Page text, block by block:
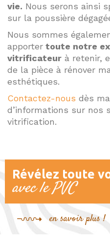
vie. Nous serons ainsi
sur la poussière
Nous sommes
apporter toute notre
vitrificateur à retenir,
de la pièce à rénover
esthétiques.
Contactez-nous dès
d’informations sur nos
vitrification.
Révélez toute
avec le PVC
en savoir plus !